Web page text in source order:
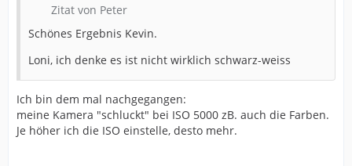
Zitat von Peter
Schönes Ergebnis Kevin.
Loni, ich denke es ist nicht wirklich schwarz-weiss
Ich bin dem mal nachgegangen:
meine Kamera "schluckt" bei ISO 5000 zB. auch die Farben.
Je höher ich die ISO einstelle, desto mehr.